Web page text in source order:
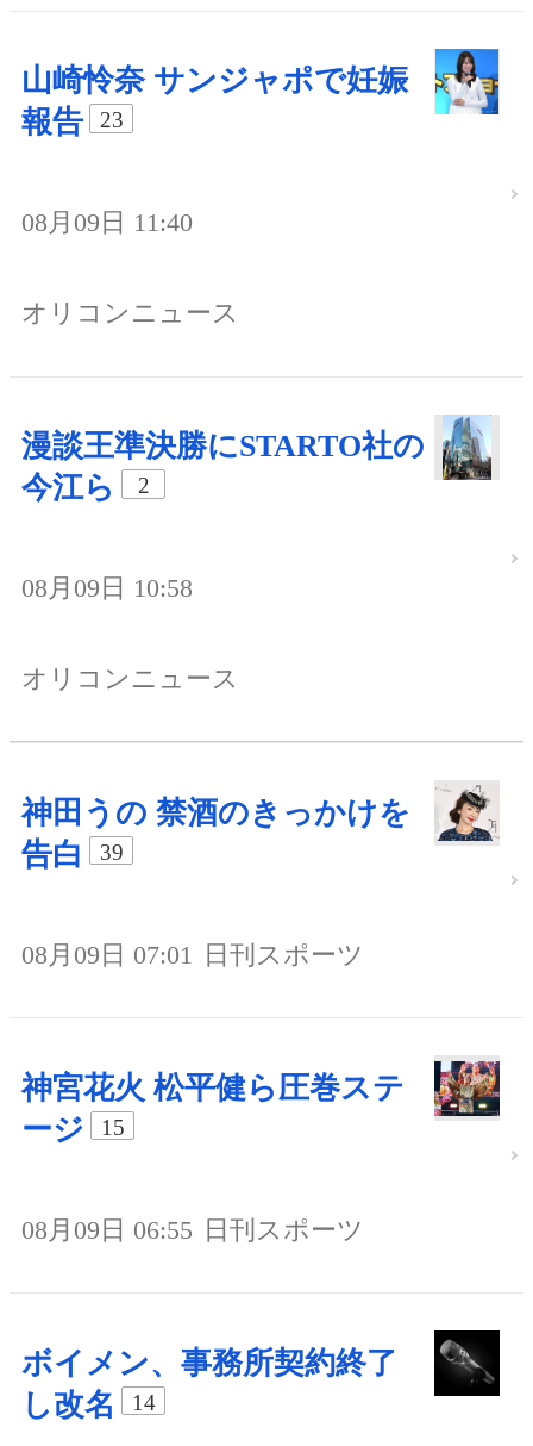
山崎怜奈 サンジャポで妊娠
報告
23
08月09日 11:40
オリコンニュース
漫談王準決勝にSTARTO社の
今江ら
2
08月09日 10:58
オリコンニュース
神田うの 禁酒のきっかけを
告白
39
08月09日 07:01 日刊スポーツ
神宮花火 松平健ら圧巻ステ
ージ
15
08月09日 06:55 日刊スポーツ
ボイメン、事務所契約終了
し改名
14